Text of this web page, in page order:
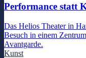
Performance statt
Das Helios Theater in
Besuch in einem
Avantgarde.
Kunst